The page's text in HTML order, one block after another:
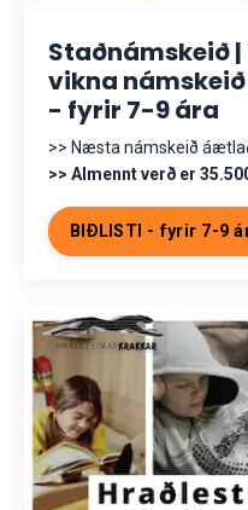
Staðnámskeið |
vikna námskeið
- fyrir 7-9 ára
>> Næsta námskeið
>> Almennt verð er
BIÐLISTI - fyrir 7-9